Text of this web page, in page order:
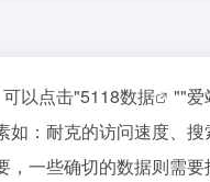
以点击"5118数据 ""爱
：耐克的访问速度、
一些确切的数据则需要